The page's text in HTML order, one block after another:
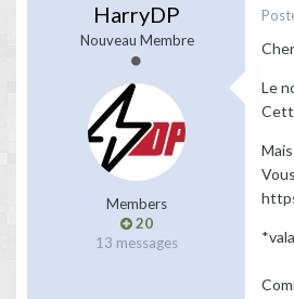
HarryDP
Nouveau Membre
Members
20
13 messages
Le